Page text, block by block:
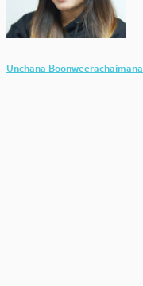
Unchana Boonweerachaimana